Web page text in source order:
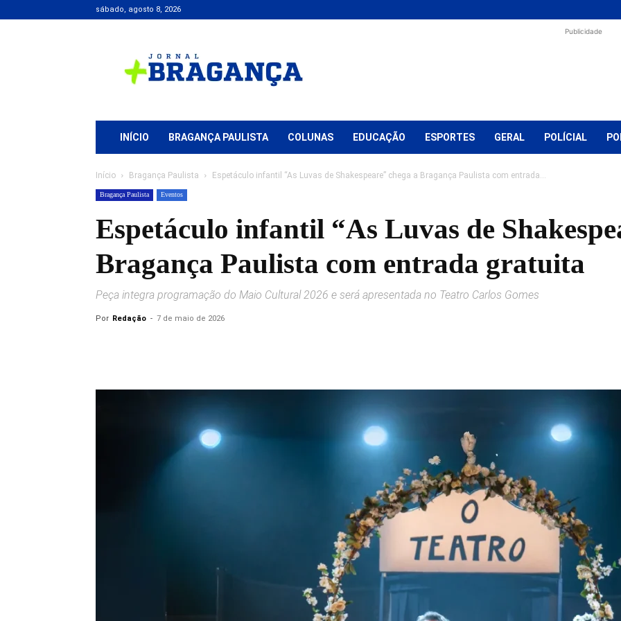
sábado, agosto 8, 2026
+
Bragança
Publicidade
INÍCIO BRAGANÇA PAULISTA COLUNAS EDUCAÇÃO ESPORTES GERAL POLÍCIAL
Início Bragança Paulista Espetáculo infantil “As Luvas de Shakespeare” chega a Bragança Paulista com entrada...
Bragança Paulista Eventos
Espetáculo infantil “As Luvas de
Bragança Paulista com entrada gratuita
Peça integra programação do Maio Cultural 2026 e será apresentada no Teatro Carlos Gomes
Por Redação - 7 de maio de 2026